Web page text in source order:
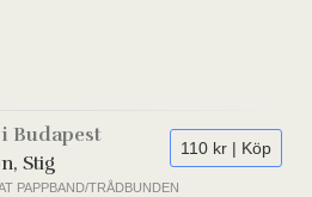
110 kr | Köp
Budapest
Stig
PAPPBAND/TRÅDBUNDEN